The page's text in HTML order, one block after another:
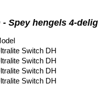
Spey hengels 4-delig
Switch DH
Switch DH
Switch DH
Switch DH